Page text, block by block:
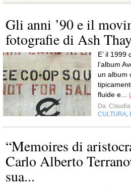
Gli anni ’90 e il
fotografie di Ash
E’ il 1999
l’album
un album
fluide e...
Da
CULTURA
“Memoires di
Carlo Alberto
sua...